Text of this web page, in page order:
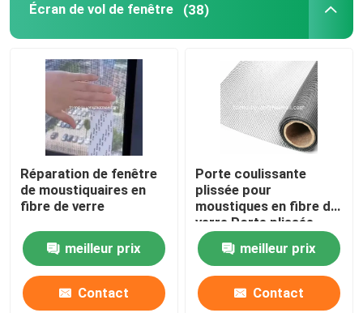
crochet et boucle de Velcro
Couverture de sol en polypropylène
Écran de vol de fenêtre (38)
Réparation de fenêtre
de moustiquaires en
fibre de verre
meilleur prix
Contact
Porte coulissante
plissée pour
moustiques en fibre de
verre Porte plissée
pour moustiques
meilleur prix
Contact